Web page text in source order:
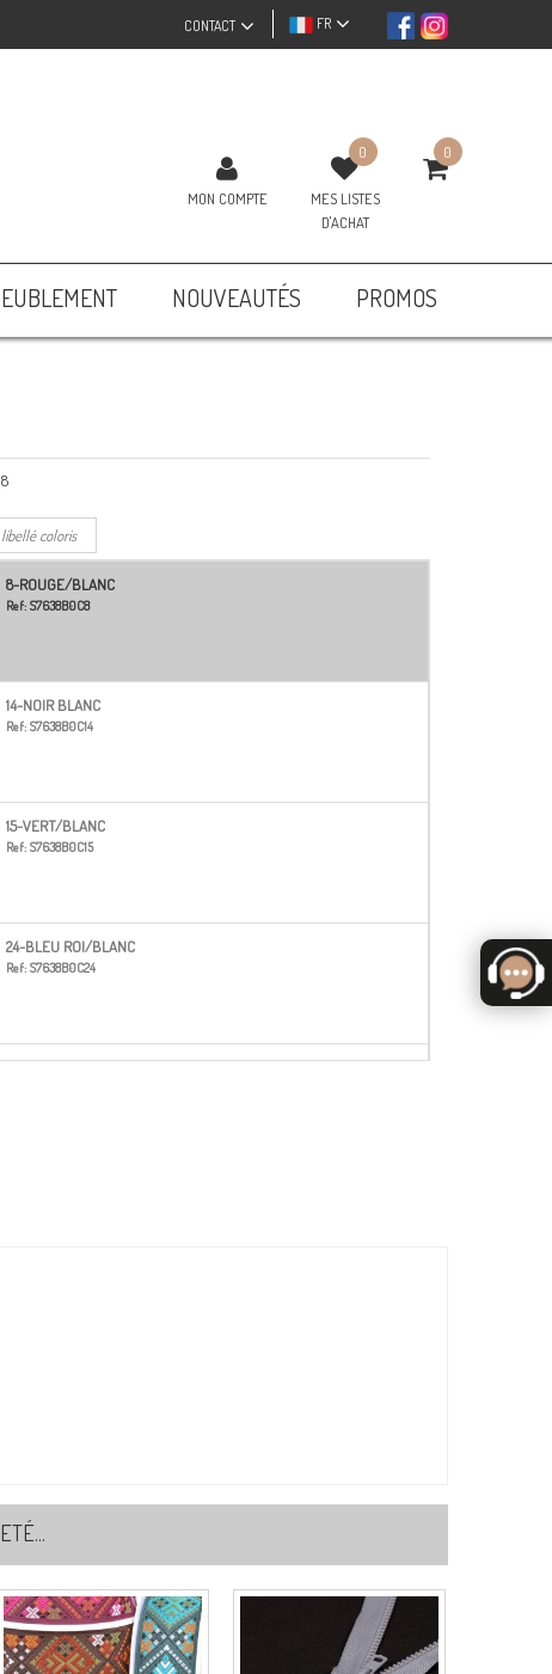
FR
CONTACT
MON COMPTE
0
MES LISTES
D'ACHAT
0
NOUVEAUTÉS PROMOS
8
8-ROUGE/BLANC
Ref: S7638B0C8
14-NOIR BLANC
Ref: S7638B0C14
15-VERT/BLANC
Ref: S7638B0C15
24-BLEU ROI/BLANC
Ref: S7638B0C24
40-BEIGE/ECRU/BLAN